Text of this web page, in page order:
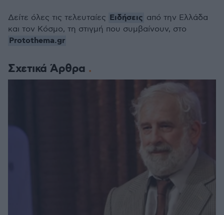
Σχετικά Άρθρα
Δείτε όλες τις τελευταίες Ειδήσεις από την Ελλάδα
και τον Κόσμο, τη στιγμή που συμβαίνουν, στο
Protothema.gr